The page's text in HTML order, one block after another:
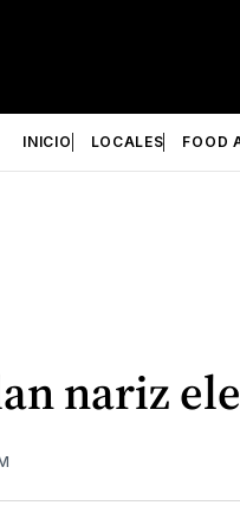
INICIO LOCALES FOOD
nariz